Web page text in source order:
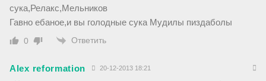
сука,Релакс,Мельников
Гавно ебаное,и вы голодные сука Мудилы пиздаболы
0 Ответить
Alex reformation 20-12-2013 18:21